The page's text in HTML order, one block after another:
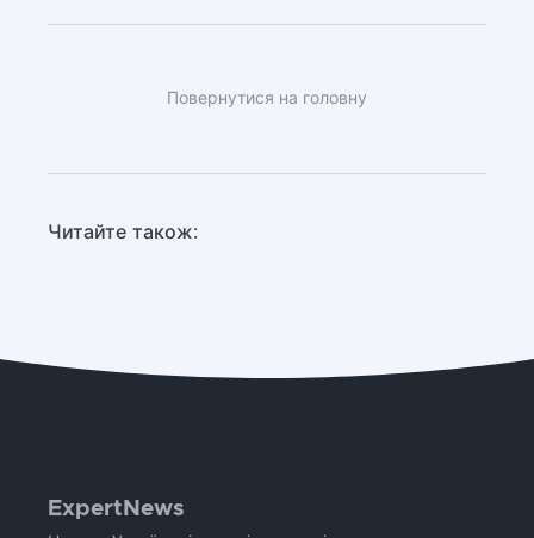
Повернутися на головну
Читайте також:
ExpertNews